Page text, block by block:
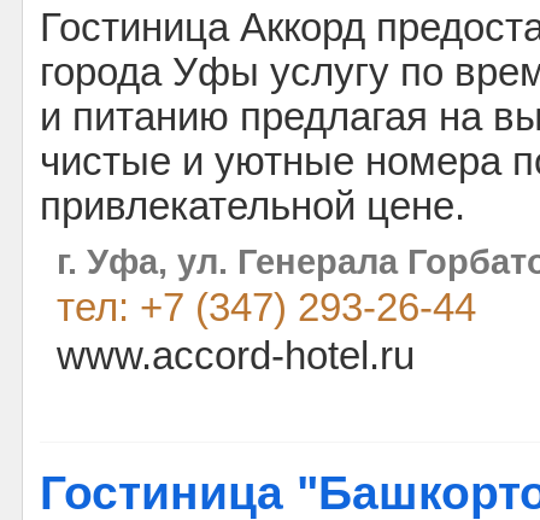
Гостиница Аккорд
города Уфы услугу по
и питанию предлагая на
чистые и уютные номера
привлекательной цене.
г. Уфа, ул. Генерала
тел: +7 (347) 293-26-44
www.accord-hotel.ru
Гостиница